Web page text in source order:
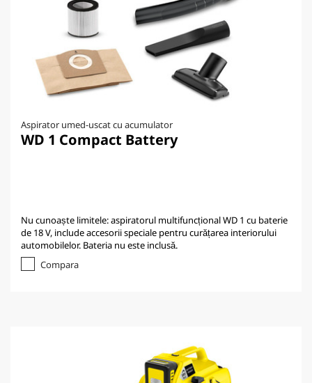
Aspirator umed-uscat cu acumulator
WD 1 Compact Battery
Nu cunoaște limitele: aspiratorul multifuncțional WD 1 cu baterie
de 18 V, include accesorii speciale pentru curățarea interiorului
automobilelor. Bateria nu este inclusă.
Compara